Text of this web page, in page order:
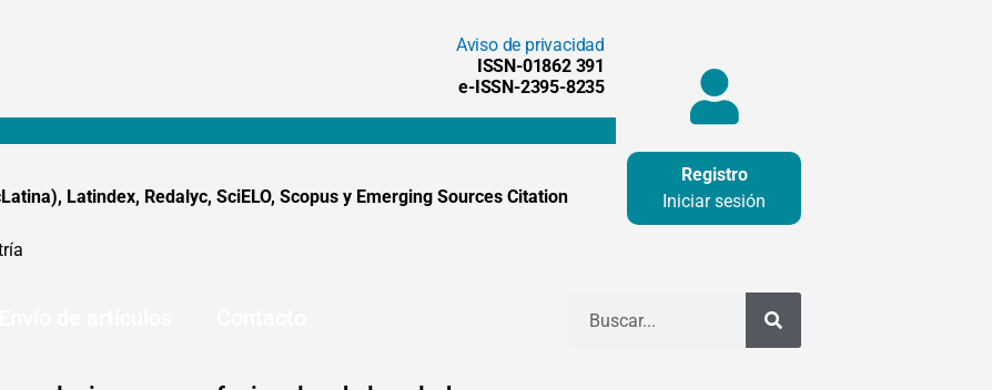
Aviso de privacidad
ISSN-01862 391
e-ISSN-2395-8235
Latindex, Redalyc, SciELO, Scopus y Emerging Sources Citation
Registro
Iniciar sesión